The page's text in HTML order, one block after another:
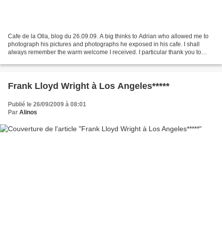
Cafe de la Olla, blog du 26.09.09. A big thinks to Adrian who allowed me to
photograph his pictures and photographs he exposed in his cafe. I shall
always remember the warm welcome I received. I particular thank you to
Frank Lloyd Wright à Los Angeles*****
Publié le 26/09/2009 à 08:01
Par Alinos